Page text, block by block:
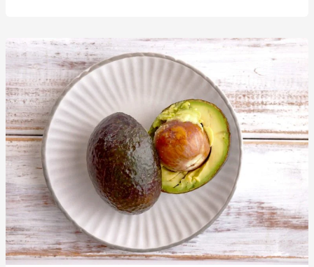
コ
ア
の
バ
イ
カ
ラ
ー
ス
ム
ー